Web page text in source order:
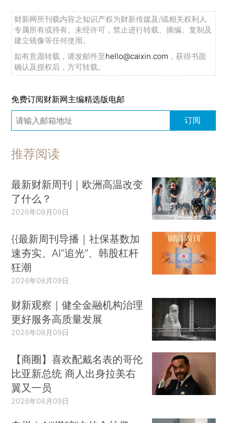
财新网所刊载内容之知识产权为财新传媒及/或相关权利人
专属所有或持有。未经许可，禁止进行转载、摘编、复制及
建立镜像等任何使用。
如有意愿转载，请发邮件至hello@caixin.com ，获得书面
确认及授权后，方可转载。
免费订阅财新网主编精选版电邮
订阅
推荐阅读
最新财新周刊｜欧洲高温改变
了什么？
2026年08月09日
{{最新周刊导播｜社保基数加
速夯实、AI“追光”、韩股杠杆
狂潮
2026年08月09日
财新观察｜健全金融机构治理
更好服务高质量发展
2026年08月09日
【商圈】喜欢配戴名表的哥伦
比亚新总统 商人出身拉美右
翼又一员
2026年08月09日